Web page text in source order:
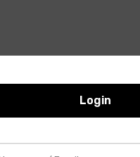
একটা কোনও ওষুধ দিন তো, যাতে
কালি পড়েছে। শুধু ওষুধে তো কাজ
Login